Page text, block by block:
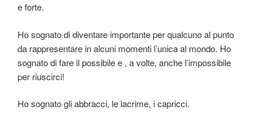
e forte.
Ho sognato di diventare importante per qualcuno al punto
da rappresentare in alcuni momenti l’unica al mondo. Ho
sognato di fare il possibile e , a volte, anche l’impossibile
per riuscirci!
Ho sognato gli abbracci, le lacrime, i capricci.